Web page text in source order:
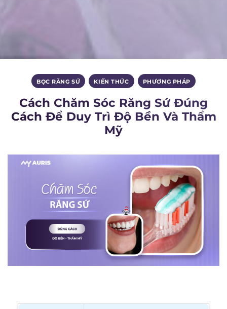
BỌC RĂNG SỨ , KIẾN THỨC , PHƯƠNG PHÁP
Cách Chăm Sóc Răng Sứ Đúng
Cách Để Duy Trì Độ Bền Và Thẩm
Mỹ